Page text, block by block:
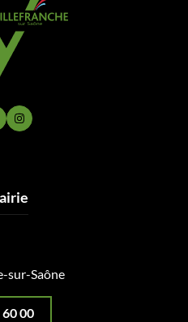
vers le compte Facebook
Lien vers le compte Instagram
sur-Saône
60 00